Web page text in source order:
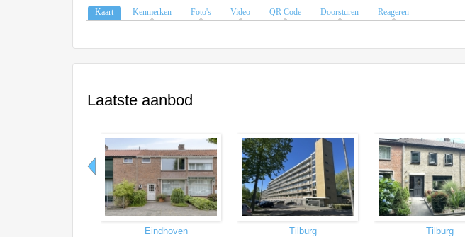
Kaart Kenmerken Foto's Video QR Code Doorsturen Reageren
Laatste aanbod
Eindhoven Tilburg Tilburg